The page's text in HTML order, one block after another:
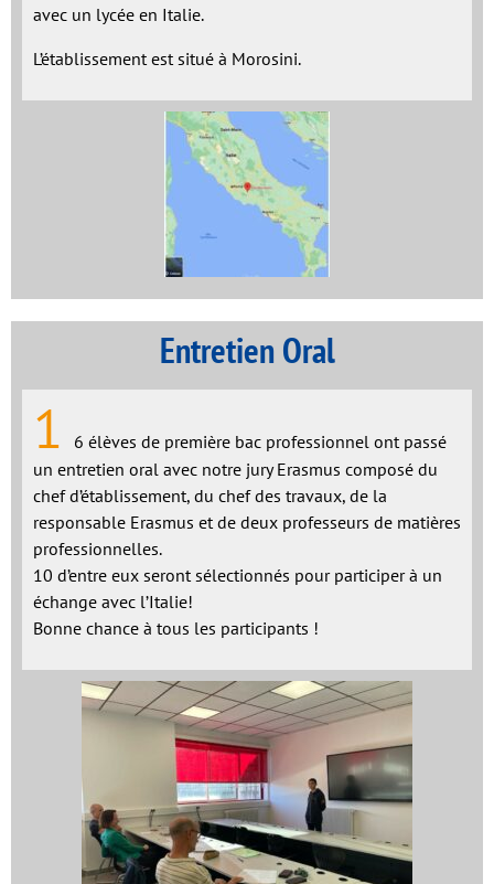
avec un lycée en Italie.
L’établissement est situé à Morosini.
Entretien Oral
1
6 élèves de première bac professionnel ont passé
un entretien oral avec notre jury Erasmus composé du
chef d’établissement, du chef des travaux, de la
responsable Erasmus et de deux professeurs de matières
professionnelles.
10 d’entre eux seront sélectionnés pour participer à un
échange avec l’Italie!
Bonne chance à tous les participants !